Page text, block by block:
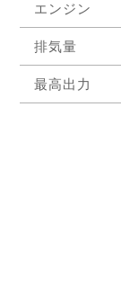
エンジン
排気量
最高出力